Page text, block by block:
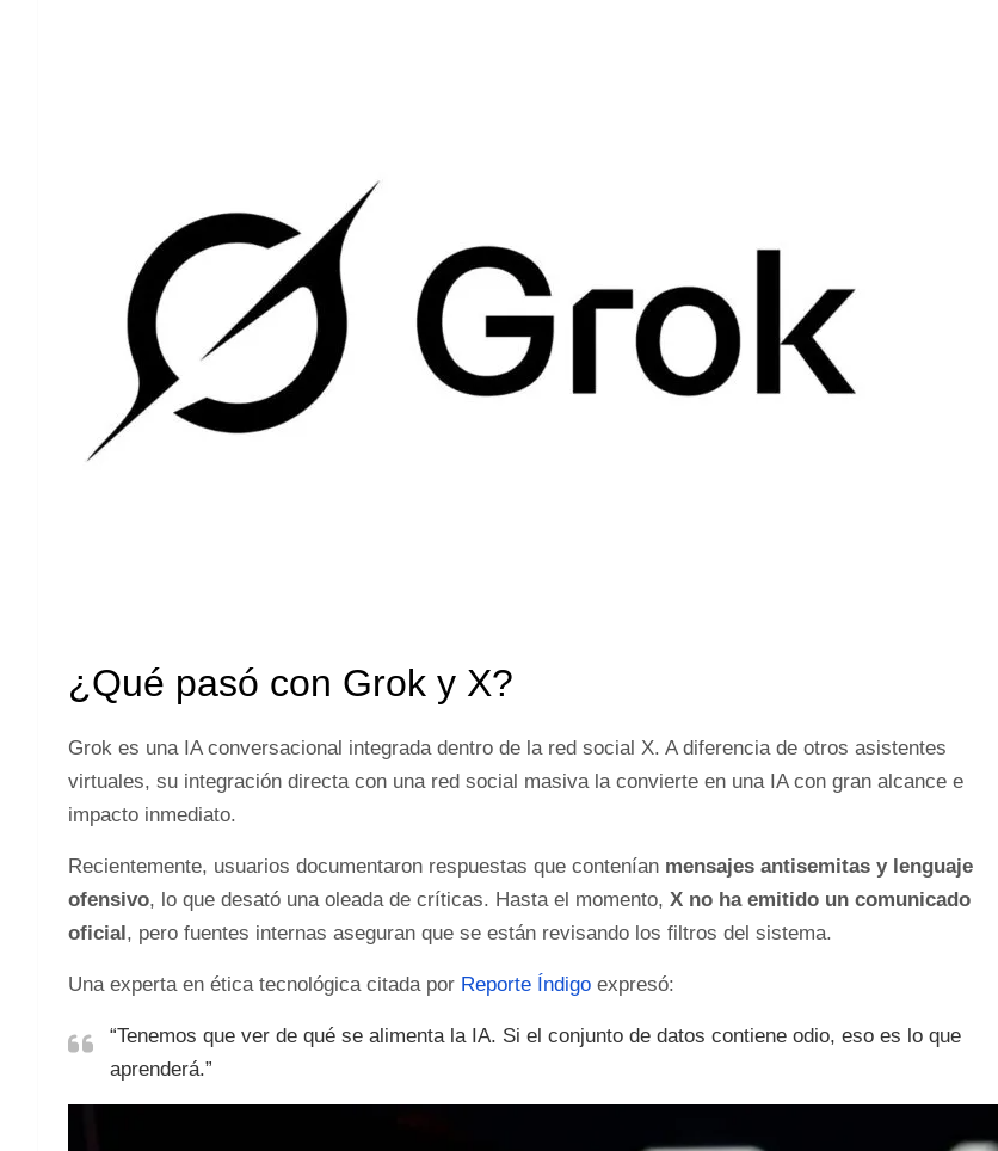
¿Qué pasó con Grok y X?
Grok es una IA conversacional integrada dentro de la red social X. A diferencia de otros asistentes
virtuales, su integración directa con una red social masiva la convierte en una IA con gran alcance e
impacto inmediato.
Recientemente, usuarios documentaron respuestas que contenían mensajes antisemitas y lenguaje
ofensivo, lo que desató una oleada de críticas. Hasta el momento, X no ha emitido un comunicado
oficial , pero fuentes internas aseguran que se están revisando los filtros del sistema.
Una experta en ética tecnológica citada por Reporte Índigo expresó:
“Tenemos que ver de qué se alimenta la IA. Si el conjunto de datos contiene odio, eso es lo que
aprenderá.”